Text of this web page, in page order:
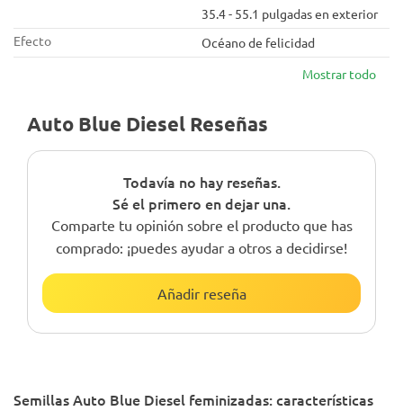
35.4 - 55.1 pulgadas en exterior
Efecto
Océano de felicidad
Mostrar todo
Auto Blue Diesel Reseñas
Todavía no hay reseñas.
Sé el primero en dejar una.
Comparte tu opinión sobre el producto que has
comprado: ¡puedes ayudar a otros a decidirse!
Añadir reseña
Semillas Auto Blue Diesel feminizadas: características